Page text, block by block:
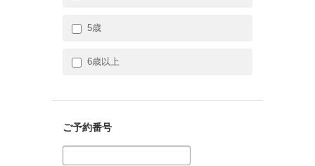
5歳
6歳以上
ご予約番号